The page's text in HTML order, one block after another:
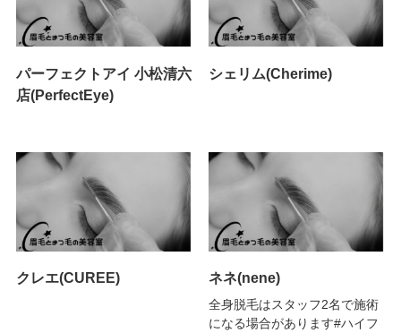
パーフェクトアイ 小松清六
店(PerfectEye)
シェリム(Cherime)
クレエ(CUREE) ネネ(nene)
全身脱毛はスタッフ2名で施術
になる場合があります#ハイフ